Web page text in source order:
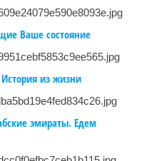
Ваше состояние
из жизни
эмираты. Едем